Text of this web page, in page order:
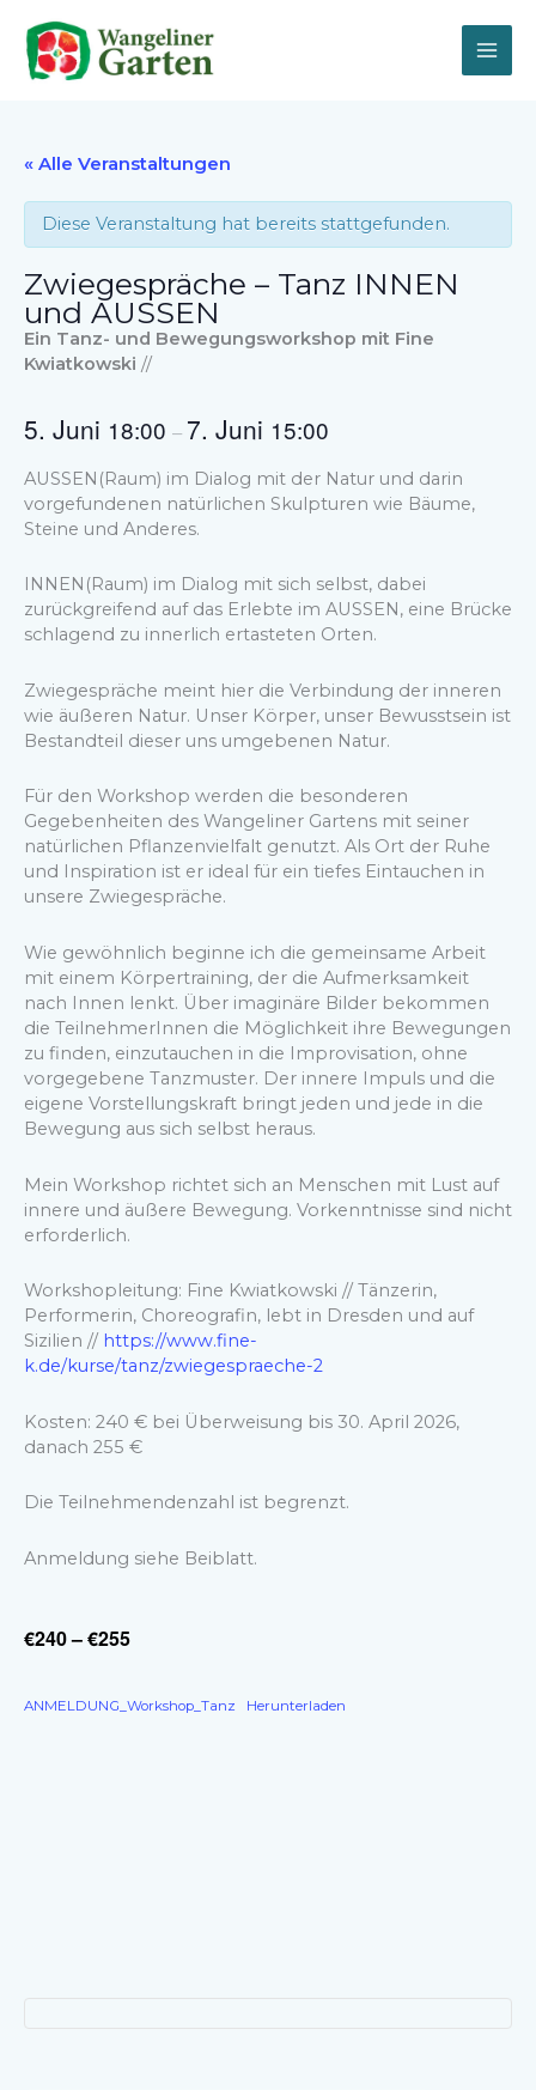
Inhalt
springen
« Alle Veranstaltungen
Diese Veranstaltung hat bereits stattgefunden.
Zwiegespräche – Tanz INNEN
und AUSSEN
Ein Tanz- und Bewegungsworkshop mit Fine
Kwiatkowski //
5. Juni 18:00 – 7. Juni 15:00
AUSSEN(Raum) im Dialog mit der Natur und darin
vorgefundenen natürlichen Skulpturen wie Bäume,
Steine und Anderes.
INNEN(Raum) im Dialog mit sich selbst, dabei
zurückgreifend auf das Erlebte im AUSSEN, eine Brücke
schlagend zu innerlich ertasteten Orten.
Zwiegespräche meint hier die Verbindung der inneren
wie äußeren Natur. Unser Körper, unser Bewusstsein ist
Bestandteil dieser uns umgebenen Natur.
Für den Workshop werden die besonderen
Gegebenheiten des Wangeliner Gartens mit seiner
natürlichen Pflanzenvielfalt genutzt. Als Ort der Ruhe
und Inspiration ist er ideal für ein tiefes Eintauchen in
unsere Zwiegespräche.
Wie gewöhnlich beginne ich die gemeinsame Arbeit
mit einem Körpertraining, der die Aufmerksamkeit
nach Innen lenkt. Über imaginäre Bilder bekommen
die TeilnehmerInnen die Möglichkeit ihre Bewegungen
zu finden, einzutauchen in die Improvisation, ohne
vorgegebene Tanzmuster. Der innere Impuls und die
eigene Vorstellungskraft bringt jeden und jede in die
Bewegung aus sich selbst heraus.
Mein Workshop richtet sich an Menschen mit Lust auf
innere und äußere Bewegung. Vorkenntnisse sind nicht
erforderlich.
Workshopleitung: Fine Kwiatkowski // Tänzerin,
Performerin, Choreografin, lebt in Dresden und auf
Sizilien // https://www.fine-
k.de/kurse/tanz/zwiegespraeche-2
Kosten: 240 € bei Überweisung bis 30. April 2026,
danach 255 €
Die Teilnehmendenzahl ist begrenzt.
Anmeldung siehe Beiblatt.
€240 – €255
ANMELDUNG_Workshop_Tanz Herunterladen